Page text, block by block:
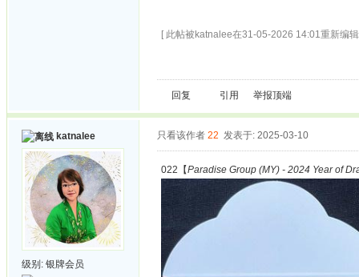
[ 此帖被katnalee在31-05-2026 14:01重新编
回复 引用 举报顶端
katnalee
级别: 银牌会员
只看该作者 22 发表于: 2025-03-10
022【Paradise Group (MY) - 2024 Year of